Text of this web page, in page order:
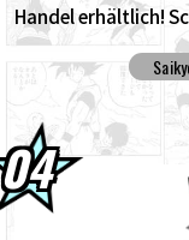
Handel erhältlich!
Ball SD Cover und